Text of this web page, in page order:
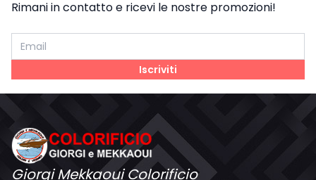
Vinilestere
Sika
Bicomponenti Yachting
Poliuretanici Bicomponenti
Poliuretanici Monocomponente
Teak Top Line
Stucchi (nautica)
Poliestere
Vinilestere
Rimani in contatto e ricevi le nostre promozioni!
Iscriviti
Giorgi Mekkaoui Colorificio